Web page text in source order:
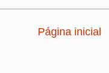
Página inicial